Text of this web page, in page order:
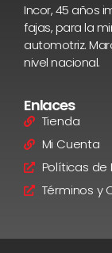
Incor, 45 años
fajas, para la
automotriz.
nivel nacional.
Enlaces
Tienda
Mi Cuenta
Políticas de
Términos y